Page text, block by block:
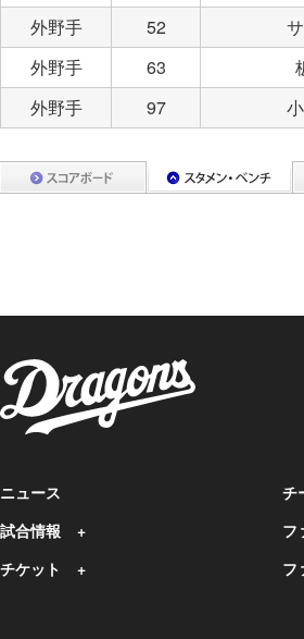
外野手
52
外野手
63
外野手
97
ニュース
試合情報
チケット
チ
フ
フ